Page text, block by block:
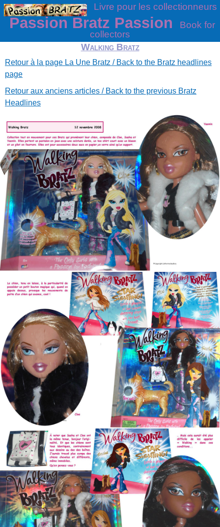
Livre pour les collectionneurs
Passion Bratz Passion
Book for
collectors
Walking Bratz
Retour à la page La Une Bratz / Back to the Bratz headlines
page
Retour aux anciens articles / Back to the previous Bratz
Headlines